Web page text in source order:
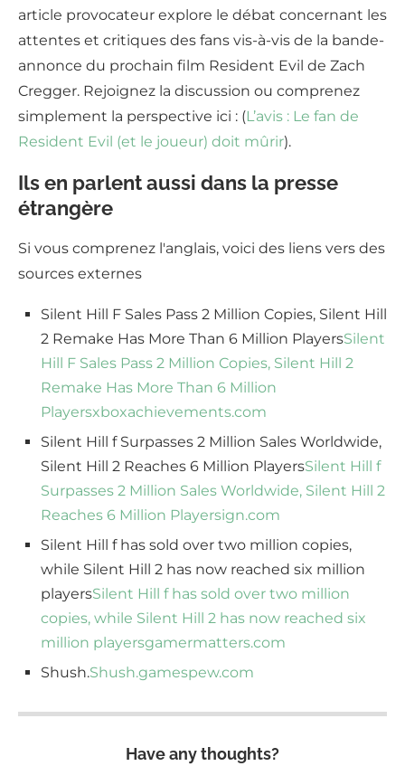
article provocateur explore le débat concernant les
attentes et critiques des fans vis-à-vis de la bande-
annonce du prochain film Resident Evil de Zach
Cregger. Rejoignez la discussion ou comprenez
simplement la perspective ici : (L’avis : Le fan de
Resident Evil (et le joueur) doit mûrir).
Ils en parlent aussi dans la presse
étrangère
Si vous comprenez l'anglais, voici des liens vers des
sources externes
Silent Hill F Sales Pass 2 Million Copies, Silent Hill
2 Remake Has More Than 6 Million PlayersSilent
Hill F Sales Pass 2 Million Copies, Silent Hill 2
Remake Has More Than 6 Million
Playersxboxachievements.com
Silent Hill f Surpasses 2 Million Sales Worldwide,
Silent Hill 2 Reaches 6 Million PlayersSilent Hill f
Surpasses 2 Million Sales Worldwide, Silent Hill 2
Reaches 6 Million Playersign.com
Silent Hill f has sold over two million copies,
while Silent Hill 2 has now reached six million
playersSilent Hill f has sold over two million
copies, while Silent Hill 2 has now reached six
million playersgamermatters.com
Shush.Shush.gamespew.com
Have any thoughts?